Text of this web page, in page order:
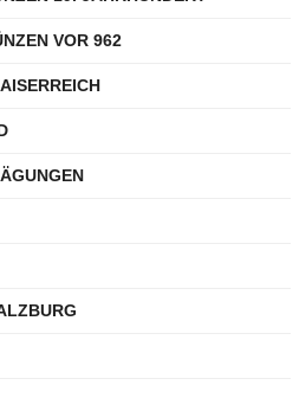
VOR 962